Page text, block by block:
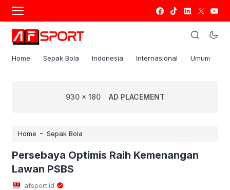
Home Sepak Bola Indonesia Internasional Umum
930 x 180 AD PLACEMENT
Home - Sepak Bola
Persebaya Optimis Raih Kemenangan
Lawan PSBS
afsport.id